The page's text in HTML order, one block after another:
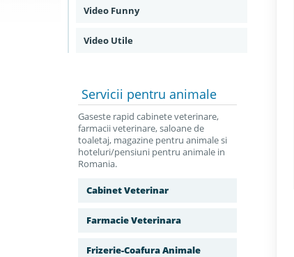
Video Funny
Video Utile
Servicii pentru animale
Gaseste rapid cabinete veterinare,
farmacii veterinare, saloane de
toaletaj, magazine pentru animale si
hoteluri/pensiuni pentru animale in
Romania.
Cabinet Veterinar
Farmacie Veterinara
Frizerie-Coafura Animale